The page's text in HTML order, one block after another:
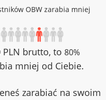
OBW zarabia mniej
PLN brutto, to 80%
mniej od Ciebie.
zarabiać na swoim